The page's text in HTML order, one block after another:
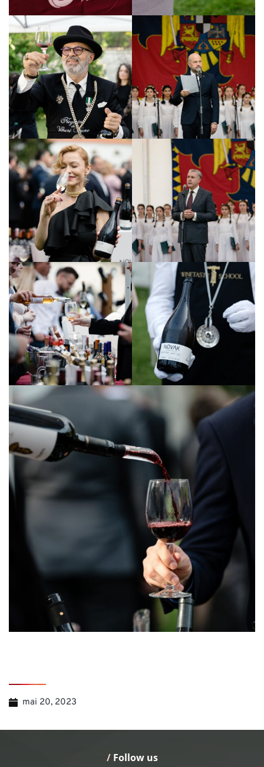
mai 20, 2023
/ Follow us